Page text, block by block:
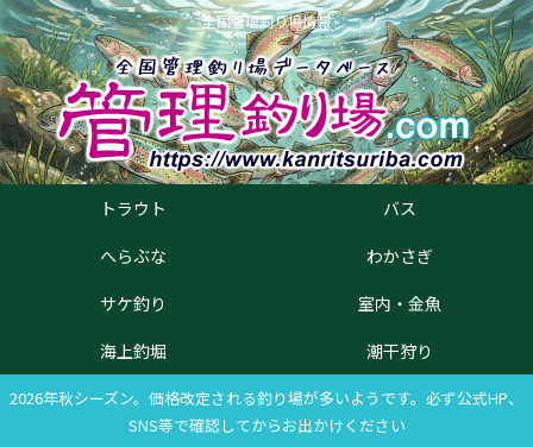
全国管理釣り場情報
トラウト
バス
へらぶな
わかさぎ
サケ釣り
室内・金魚
海上釣堀
潮干狩り
2026年秋シーズン。価格改定される釣り場が多いようです。必ず公式HP、
SNS等で確認してからお出かけください